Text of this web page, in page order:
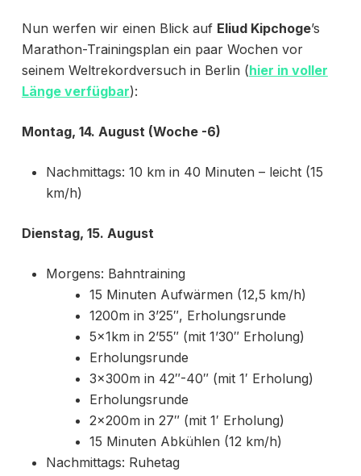
Nun werfen wir einen Blick auf Eliud Kipchoge’s
Marathon-Trainingsplan ein paar Wochen vor
seinem Weltrekordversuch in Berlin (hier in voller
Länge verfügbar):
Montag, 14. August (Woche -6)
Nachmittags: 10 km in 40 Minuten – leicht (15
km/h)
Dienstag, 15. August
Morgens: Bahntraining
15 Minuten Aufwärmen (12,5 km/h)
1200m in 3’25″, Erholungsrunde
5x1km in 2’55″ (mit 1’30″ Erholung)
Erholungsrunde
3x300m in 42″-40″ (mit 1′ Erholung)
Erholungsrunde
2x200m in 27″ (mit 1′ Erholung)
15 Minuten Abkühlen (12 km/h)
Nachmittags: Ruhetag